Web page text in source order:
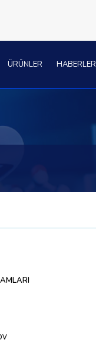
ÜRÜNLER HABERLER